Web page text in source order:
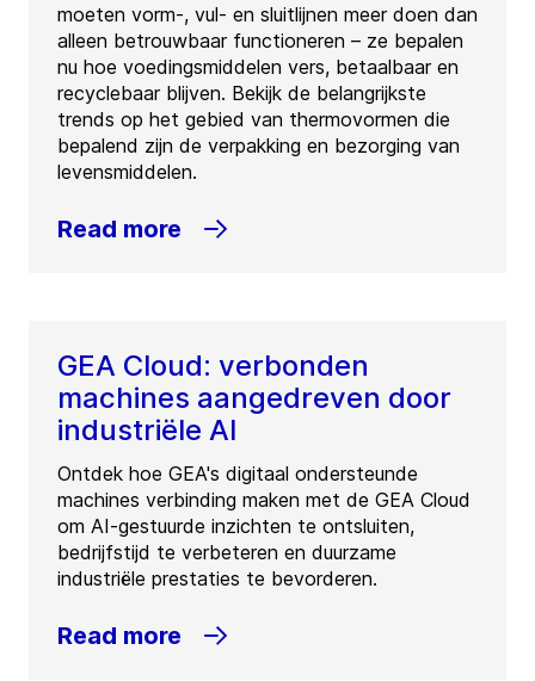
moeten vorm-, vul- en sluitlijnen meer doen dan
alleen betrouwbaar functioneren – ze bepalen
nu hoe voedingsmiddelen vers, betaalbaar en
recyclebaar blijven. Bekijk de belangrijkste
trends op het gebied van thermovormen die
bepalend zijn de verpakking en bezorging van
levensmiddelen.
Read more
GEA Cloud: verbonden
machines aangedreven door
industriële AI
Ontdek hoe GEA's digitaal ondersteunde
machines verbinding maken met de GEA Cloud
om AI-gestuurde inzichten te ontsluiten,
bedrijfstijd te verbeteren en duurzame
industriële prestaties te bevorderen.
Read more